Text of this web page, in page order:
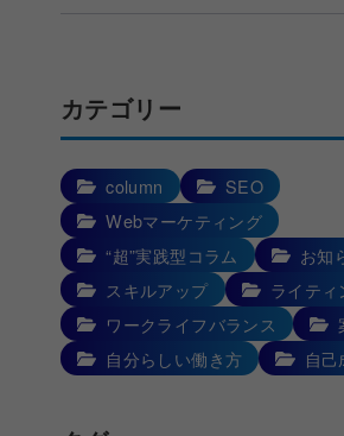
カテゴリー
column
SEO
Webマーケティング
“超”実践型コラム
お知
スキルアップ
ライティ
ワークライフバランス
自分らしい働き方
自